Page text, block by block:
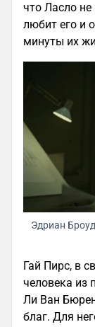
что Ласло не
любит его и
минуты их
Эдриан
Гай Пирс, в
человека из
Ли Ван
благ. Для